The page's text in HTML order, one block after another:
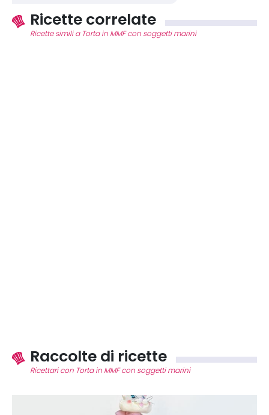
Ricette correlate
Ricette simili a Torta in MMF con soggetti marini
Raccolte di ricette
Ricettari con Torta in MMF con soggetti marini